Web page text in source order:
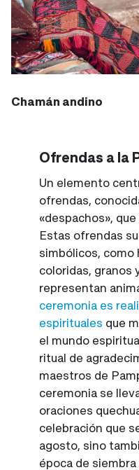
Chamán andino
Ofrendas a la
Un elemento
ofrendas,
«despachos»,
Estas ofrendas
simbólicos, como
coloridas, granos
representan
ceremonia es
espirituales que
el mundo
ritual de
maestros de
ceremonia se
oraciones
celebración que
agosto, sino
época de